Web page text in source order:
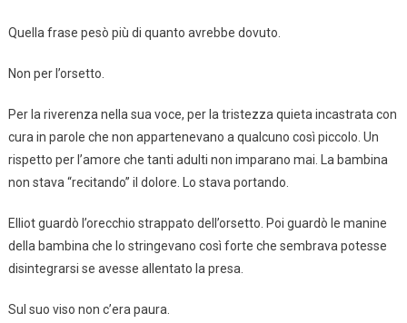
Quella frase pesò più di quanto avrebbe dovuto.
Non per l’orsetto.
Per la riverenza nella sua voce, per la tristezza quieta incastrata con
cura in parole che non appartenevano a qualcuno così piccolo. Un
rispetto per l’amore che tanti adulti non imparano mai. La bambina
non stava “recitando” il dolore. Lo stava portando.
Elliot guardò l’orecchio strappato dell’orsetto. Poi guardò le manine
della bambina che lo stringevano così forte che sembrava potesse
disintegrarsi se avesse allentato la presa.
Sul suo viso non c’era paura.